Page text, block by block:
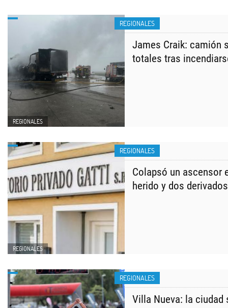
REGIONALES
REGIONALES
James Craik: camión
totales tras
REGIONALES
REGIONALES
Colapsó un ascensor
herido y dos derivados
REGIONALES
Villa Nueva: la ciudad